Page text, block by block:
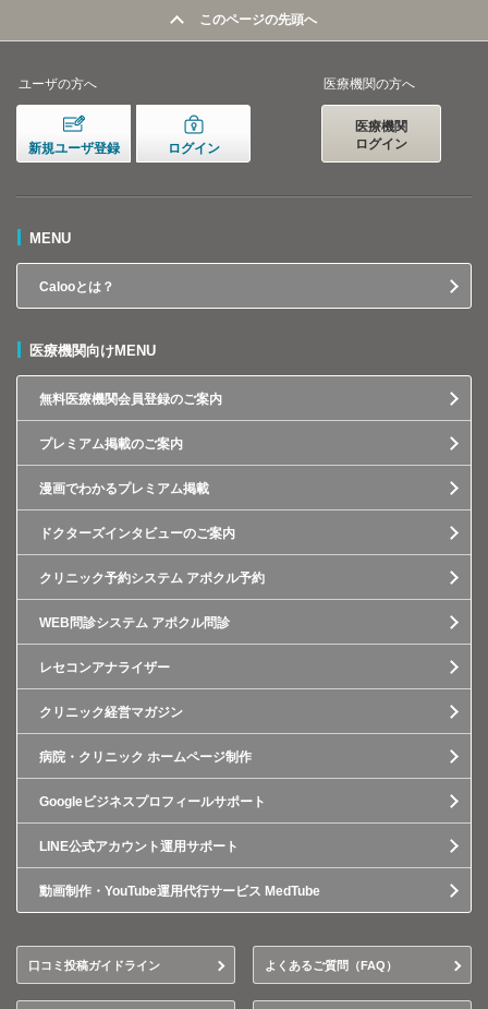
このページの先頭へ
ユーザの方へ
新規ユーザ登録 ログイン
医療機関の方へ
医療機関
ログイン
MENU
Calooとは？
医療機関向けMENU
無料医療機関会員登録のご案内
プレミアム掲載のご案内
漫画でわかるプレミアム掲載
ドクターズインタビューのご案内
クリニック予約システム アポクル予約
WEB問診システム アポクル問診
レセコンアナライザー
クリニック経営マガジン
病院・クリニック ホームページ制作
Googleビジネスプロフィールサポート
LINE公式アカウント運用サポート
動画制作・YouTube運用代行サービス MedTube
口コミ投稿ガイドライン よくあるご質問（FAQ）